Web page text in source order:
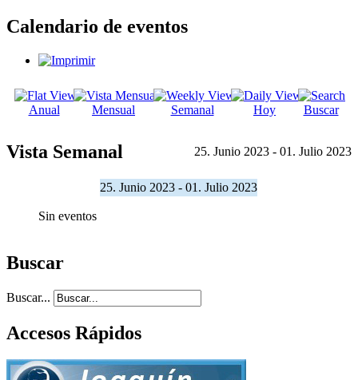
Calendario de eventos
Anual Mensual Semanal Hoy Buscar
Vista Semanal 25. Junio 2023 - 01. Julio 2023
25. Junio 2023 - 01. Julio 2023
Sin eventos
Buscar
Buscar...
Accesos Rápidos